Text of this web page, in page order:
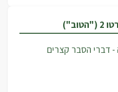
- דברי הסבר קצרים